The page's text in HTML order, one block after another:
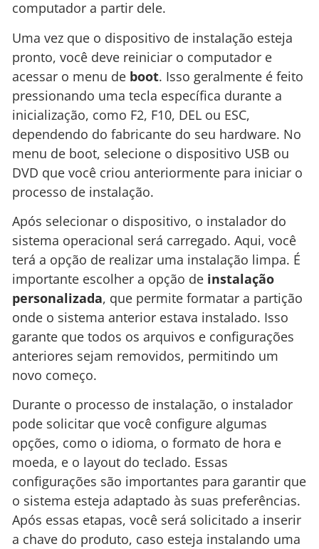
computador a partir dele.
Uma vez que o dispositivo de instalação esteja
pronto, você deve reiniciar o computador e
acessar o menu de boot. Isso geralmente é feito
pressionando uma tecla específica durante a
inicialização, como F2, F10, DEL ou ESC,
dependendo do fabricante do seu hardware. No
menu de boot, selecione o dispositivo USB ou
DVD que você criou anteriormente para iniciar o
processo de instalação.
Após selecionar o dispositivo, o instalador do
sistema operacional será carregado. Aqui, você
terá a opção de realizar uma instalação limpa. É
importante escolher a opção de instalação
personalizada, que permite formatar a partição
onde o sistema anterior estava instalado. Isso
garante que todos os arquivos e configurações
anteriores sejam removidos, permitindo um
novo começo.
Durante o processo de instalação, o instalador
pode solicitar que você configure algumas
opções, como o idioma, o formato de hora e
moeda, e o layout do teclado. Essas
configurações são importantes para garantir que
o sistema esteja adaptado às suas preferências.
Após essas etapas, você será solicitado a inserir
a chave do produto, caso esteja instalando uma